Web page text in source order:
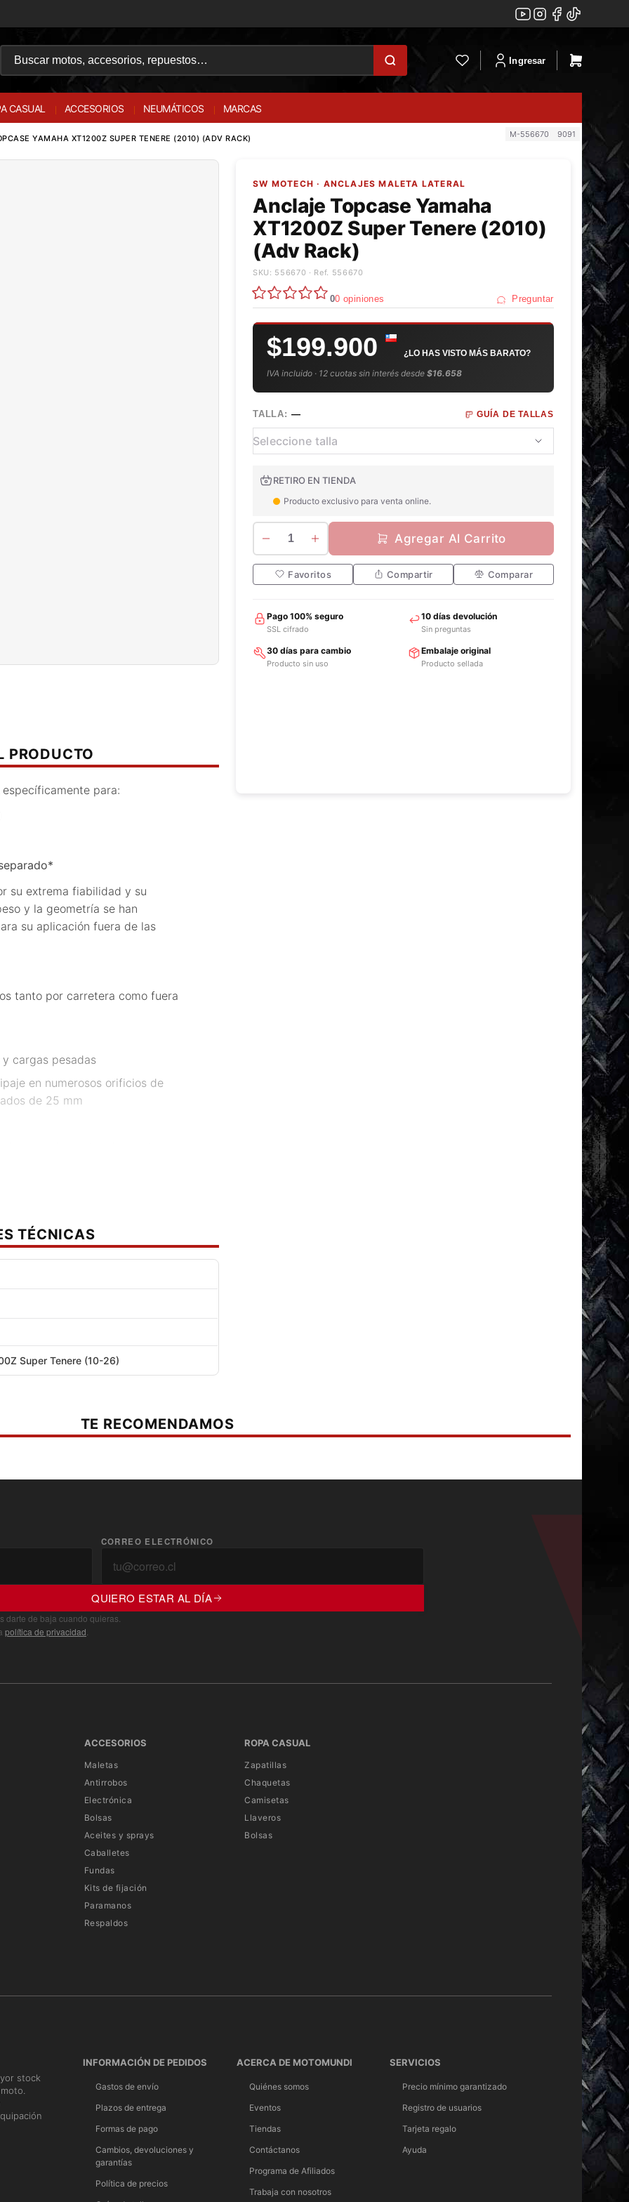
Ingresar
CASUAL ACCESORIOS NEUMÁTICOS MARCAS
YAMAHA XT1200Z SUPER TENERE (2010) (ADV RACK) M-556670 9091
PRODUCTO
para:
su extrema fiabilidad y su
y la geometría se han
su aplicación fuera de las
tanto por carretera como fuera
cargas pesadas
en numerosos orificios de
de 25 mm
con elementos de montaje
de recubrimiento de polvo
TÉCNICAS
Super Tenere (10-26)
SW MOTECH · ANCLAJES MALETA LATERAL
Anclaje Topcase Yamaha
XT1200Z Super Tenere (2010)
(Adv Rack)
SKU: 556670 · Ref. 556670
00 opiniones Preguntar
$199.900 ¿LO HAS VISTO MÁS BARATO?
IVA incluido · 12 cuotas sin interés desde$16.658
TALLA: — GUÍA DE TALLAS
RETIRO EN TIENDA
Producto exclusivo para venta online.
1 Agregar Al Carrito
Favoritos Compartir Comparar
Pago 100% seguro
SSL cifrado
10 días devolución
Sin preguntas
30 días para cambio
Producto sin uso
Embalaje original
Producto sellada
TE RECOMENDAMOS
CORREO ELECTRÓNICO
QUIERO ESTAR AL DÍA
darte de baja cuando quieras.
política de privacidad
ACCESORIOS
Maletas
Antirrobos
Electrónica
Bolsas
Aceites y sprays
Caballetes
Fundas
Kits de fijación
Paramanos
Respaldos
ROPA CASUAL
Zapatillas
Chaquetas
Camisetas
Llaveros
Bolsas
stock
INFORMACIÓN DE PEDIDOS
Gastos de envío
Plazos de entrega
Formas de pago
Cambios, devoluciones y
garantías
Política de precios
ACERCA DE MOTOMUNDI
Quiénes somos
Eventos
Tiendas
Contáctanos
Programa de Afiliados
Trabaja con nosotros
SERVICIOS
Precio mínimo garantizado
Registro de usuarios
Tarjeta regalo
Ayuda